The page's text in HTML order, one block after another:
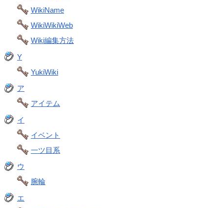
WikiName
WikiWikiWeb
Wiki編集方法
Y
YukiWiki
ア
アイテム
イ
イベント
一ツ目系
ウ
腕輪
エ